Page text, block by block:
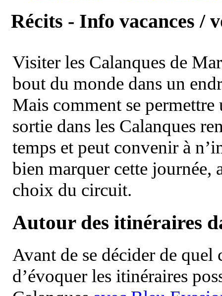
Récits - Info vacances /
Visiter les Calanques de
bout du monde dans un
Mais comment se permettre
sortie dans les Calanques
temps et peut convenir à
bien marquer cette journée,
choix du circuit.
Autour des itinéraires
Avant de se décider de
d’évoquer les itinéraires